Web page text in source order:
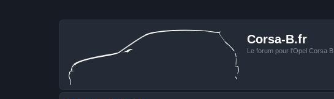
Corsa-B.fr
Le forum pour l'Opel Corsa B